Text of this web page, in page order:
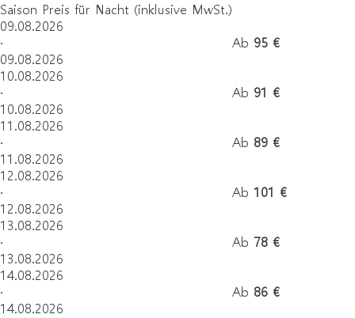
Saison Preis für Nacht (inklusive MwSt.)
09.08.2026
·
09.08.2026
Ab 95 €
10.08.2026
·
10.08.2026
Ab 91 €
11.08.2026
·
11.08.2026
Ab 89 €
12.08.2026
·
12.08.2026
Ab 101 €
13.08.2026
·
13.08.2026
Ab 78 €
14.08.2026
·
14.08.2026
Ab 86 €